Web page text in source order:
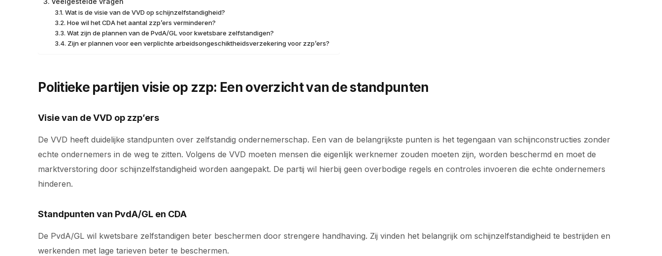
Wat is de visie van de VVD op schijnzelfstandigheid?
Hoe wil het CDA het aantal zzp’ers verminderen?
Wat zijn de plannen van de PvdA/GL voor kwetsbare zelfstandigen?
Zijn er plannen voor een verplichte arbeidsongeschiktheidsverzekering voor zzp’ers?
Politieke partijen visie op zzp: Een overzicht van de standpunten
Visie van de VVD op zzp’ers
De VVD heeft duidelijke standpunten over zelfstandig ondernemerschap. Een van de belangrijkste punten is het tegengaan van schijnconstructies zonder
echte ondernemers in de weg te zitten. Volgens de VVD moeten mensen die eigenlijk werknemer zouden moeten zijn, worden beschermd en moet de
marktverstoring door schijnzelfstandigheid worden aangepakt. De partij wil hierbij geen overbodige regels en controles invoeren die echte ondernemers
hinderen.
Standpunten van PvdA/GL en CDA
De PvdA/GL wil kwetsbare zelfstandigen beter beschermen door strengere handhaving. Zij vinden het belangrijk om schijnzelfstandigheid te bestrijden en
werkenden met lage tarieven beter te beschermen.